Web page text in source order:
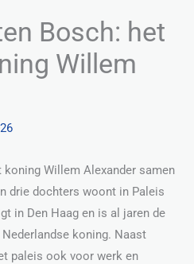
Bosch: het
Willem
Willem Alexander samen
drie dochters woont in Paleis
in Den Haag en is al jaren de
koning. Naast
paleis ook voor werk en